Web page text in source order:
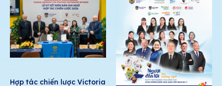
Hợp tác chiến lược Victoria